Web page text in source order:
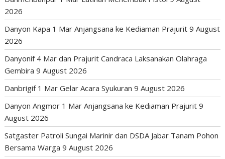
2026
Danyon Kapa 1 Mar Anjangsana ke Kediaman Prajurit 9 August
2026
Danyonif 4 Mar dan Prajurit Candraca Laksanakan Olahraga
Gembira 9 August 2026
Danbrigif 1 Mar Gelar Acara Syukuran 9 August 2026
Danyon Angmor 1 Mar Anjangsana ke Kediaman Prajurit 9
August 2026
Satgaster Patroli Sungai Marinir dan DSDA Jabar Tanam Pohon
Bersama Warga 9 August 2026